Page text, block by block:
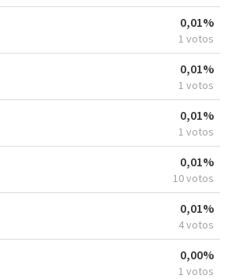
0,01%
1 votos
0,01%
1 votos
0,01%
1 votos
0,01%
10 votos
0,01%
4 votos
0,00%
1 votos